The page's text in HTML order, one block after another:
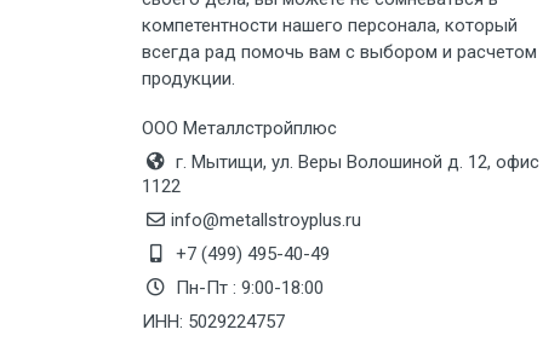
Груз до 6 м, вес до 10 тн
Груз до 12 м, вес до 20 тн
Манипулятор до 6 м, вес до 8 тн
компетентности нашего персонала, который
всегда рад помочь вам с выбором и расчетом
продукции.
ООО Металлстройплюс
г. Мытищи, ул. Веры Волошиной д. 12, офис
1122
info@metallstroyplus.ru
+7 (499) 495-40-49
Пн-Пт : 9:00-18:00
ИНН: 5029224757